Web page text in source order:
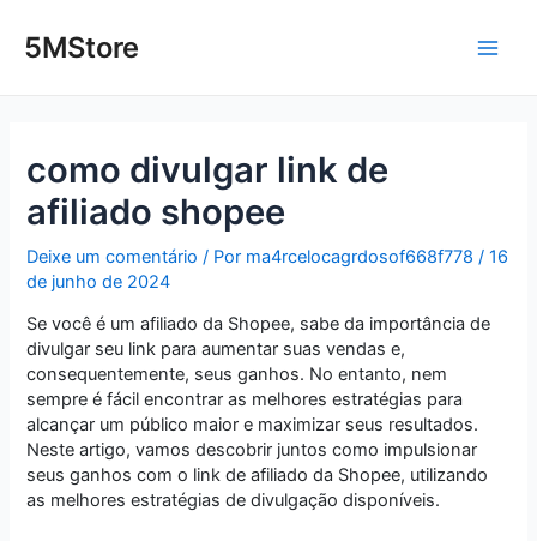
para5MStore
como divulgar link de
afiliado shopee
Deixe um comentário / Por ma4rcelocagrdosof668f778/16
de junho de 2024
Se você é um afiliado da Shopee, sabe da importância de
divulgar seu link para aumentar suas vendas e,
consequentemente, seus ganhos. No entanto, nem
sempre é fácil encontrar as melhores estratégias para
alcançar um público maior e maximizar seus resultados.
Neste artigo, vamos descobrir juntos como impulsionar
seus ganhos com o link de afiliado da Shopee, utilizando
as melhores estratégias de divulgação disponíveis.
navigation